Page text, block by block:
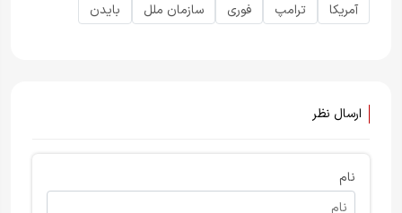
آمریکا ترامپ فوری سازمان ملل بایدن
ارسال نظر
نام